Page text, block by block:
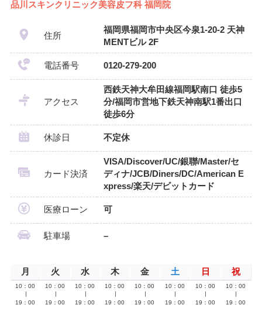
品川スキンクリニック美容皮フ科 福岡院
住所
福岡県福岡市中央区今泉1-20-2 天神
MENTビル 2F
電話番号 0120-279-200
アクセス
西鉄天神大牟田線福岡駅南口 徒歩5
分/福岡市営地下鉄天神南駅1番出口
徒歩6分
休診日 不定休
カード決済
VISA/Discover/UC/銀聯/Master/セ
ディナ/JCB/Diners/DC/American E
xpress/楽天/デビットカード
医療ローン 可
駐車場 –
月 火 水 木 金 土 日 祝
10：00
19：00
10：00
19：00
10：00
19：00
10：00
19：00
10：00
19：00
10：00
19：00
10：00
19：00
10：00
19：00